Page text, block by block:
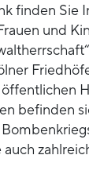
finden Sie
und
befinden
auch